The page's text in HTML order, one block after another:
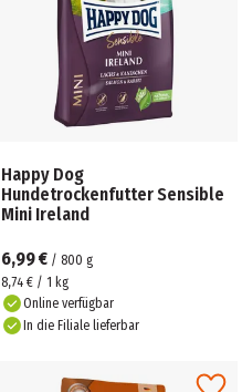
Happy Dog
Hundetrockenfutter Sensible
Mini Ireland
6,99 € / 800 g
8,74 € / 1 kg
Online verfügbar
In die Filiale lieferbar